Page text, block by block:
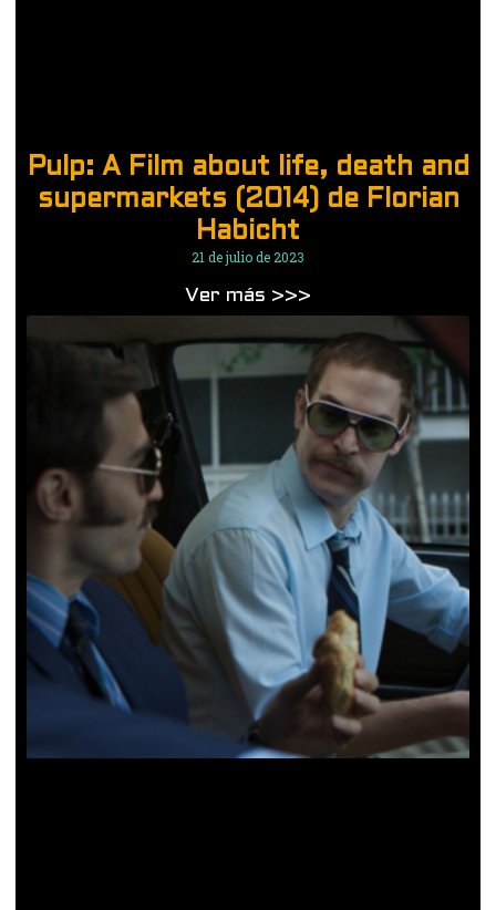
Pulp: A Film about life, death and
supermarkets (2014) de Florian
Habicht
21 de julio de 2023
Ver más >>>